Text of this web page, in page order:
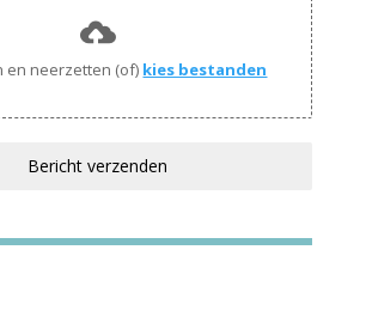
en neerzetten (of) kies bestanden
Bericht verzenden